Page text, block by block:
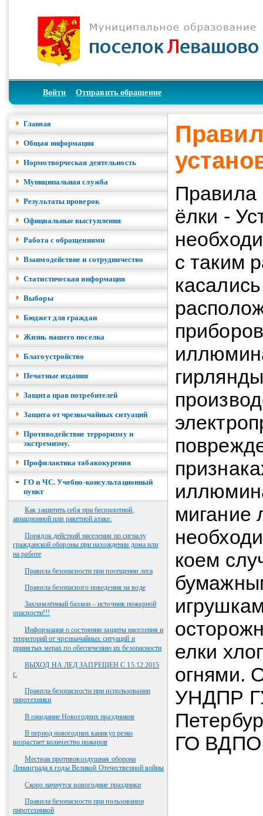
Войти Отправить обращение
Главная
Общая информация
Нормотворческая деятельность
Муниципальная служба
Результаты проверок
Официальные выступления
Работа с обращениями
Взаимодействие и сотрудничество
Cтатистическая информация
Выборы
Бюджет для граждан
Жизнь нашего поселка
Благоустройство
Печатные издания
Защита прав потребителей
Защита от чрезвычайных ситуаций
Противодействие терроризму и
экстремизму.
Профилактика табакокурения
ГО и ЧС. Учебно-консультационный
пункт
Как защитить себя при беспилотной,
авиационной или ракетной атаке.
Порядок действий населения по сигналу
гражданской обороны при нахождении дома или
на работе
Правила безопасности при посещении леса
Правила безопасного поведения на воде
Захламлённый балкон – источник пожарной
опасности!!!
Информация о состоянии защиты населения и
территорий от чрезвычайных ситуаций и
принятых мерах по обеспечению их безопасности
ВЫХОД НА ЛЕД ЗАПРЕЩЕН С 15.12.2015
г.
Правила безопасности при использовании
пиротехники
В ожидание Новогодних праздников
В период новогодних каникул резко
возрастает количество пожаров
Местная противовоздушная оборона
Ленинграда в годы Великой Отечественной войны
Скоро начнутся новогодние праздники
Правила безопасности при пользовании
пиротехникой
Правила
ёлки -
с таким
мигание
коем
елки
огнями.
УНДПР
ГО ВДПО